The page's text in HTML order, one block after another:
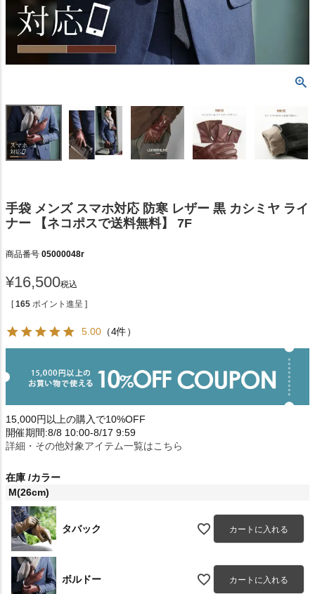
手袋 メンズ スマホ対応 防寒 レザー 黒 カシミヤ ライ
ナー 【ネコポスで送料無料】 7F
商品番号 05000048r
¥16,500税込
[ 165 ポイント進呈 ]
5.00 （4件）
15,000円以上の購入で10%OFF
開催期間:8/8 10:00-8/17 9:59
詳細・その他対象アイテム一覧はこちら
在庫 カラー
M(26cm)
タバック カートに入れる
ボルドー カートに入れる